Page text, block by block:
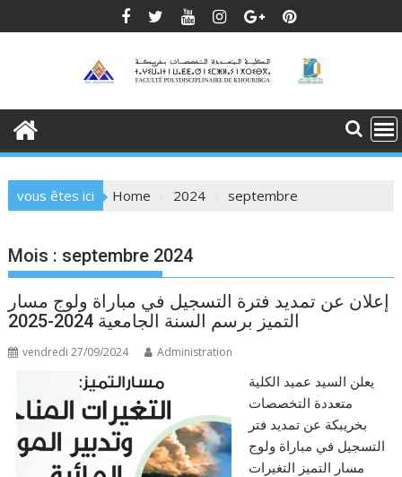
to
vous êtes ici Home 2024 septembre
Mois : septembre 2024
إعلان عن تمديد فترة التسجيل في مباراة ولوج مسار
التميز برسم السنة الجامعية 2024-2025
vendredi 27/09/2024 Administration
يعلن السيد عميد الكلية
متعددة التخصصات
بخريبكة عن تمديد فتر
التسجيل في مباراة ولوج
مسار التميز التغيرات